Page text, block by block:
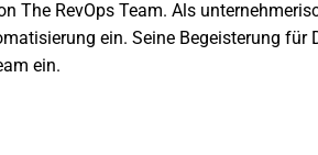
The RevOps Team. Als
ein. Seine Begeisterung für
ein.